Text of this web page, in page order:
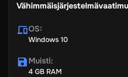
OS:
Windows 10
Muisti:
4 GB RAM